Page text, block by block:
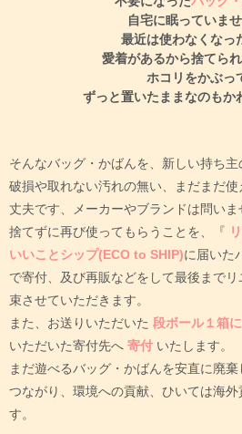
不要になったバッグ
自宅に眠っていませ
最近は使わなくなっ
愛着があるから捨てられ
ホコリをかぶっ
ずっと置いたままなのもか
そんなバッグ・かばんを、新しい持ち主
破損や取れない汚れの無い、まだまだ
丈夫です、メーカーやブランドは問いま
捨てずに再び使ってもらうことを、『
いいことシップ(ECO to SHIP)に届いた
で寄付、及び再販などをして最後まで
束させていただきます。
また、お送りいただいた 段ボール１箱
いただいた寄付先へ 寄付 いたします。
まだ遊べるバッグ・かばんを安直に廃
つながり、環境への貢献、ひいては海
す。